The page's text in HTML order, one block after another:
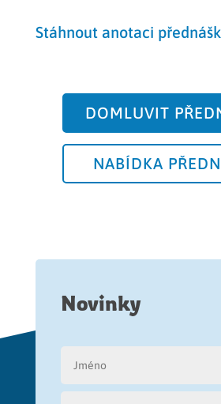
Stáhnout anotaci
DOMLUVIT
NABÍDKA
Novinky